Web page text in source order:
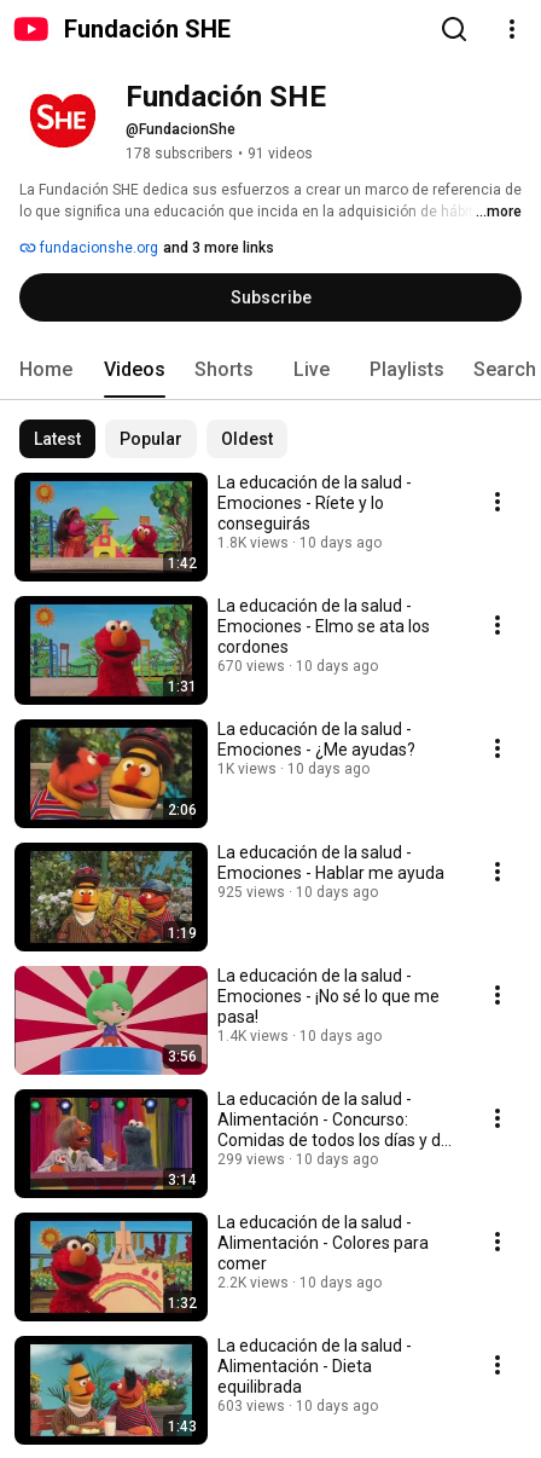
Fundación SHE
Fundación SHE
@FundacionShe
178 subscribers • 91 videos
La Fundación SHE dedica sus esfuerzos a crear un marco de referencia de
lo que significa una educación que incida en la adquisición de hábitos ...more
fundacionshe.org and 3 more links
Subscribe
Home Videos Shorts Live Playlists Search
Latest Popular Oldest
1:42
La educación de la salud -
Emociones - Ríete y lo
conseguirás
1.8K views 10 days ago
1:31
La educación de la salud -
Emociones - Elmo se ata los
cordones
670 views 10 days ago
2:06
La educación de la salud -
Emociones - ¿Me ayudas?
1K views 10 days ago
1:19
La educación de la salud -
Emociones - Hablar me ayuda
925 views 10 days ago
3:56
La educación de la salud -
Emociones - ¡No sé lo que me
pasa!
1.4K views 10 days ago
3:14
La educación de la salud -
Alimentación - Concurso:
Comidas de todos los días y de
vez en cuando
299 views 10 days ago
1:32
La educación de la salud -
Alimentación - Colores para
comer
2.2K views 10 days ago
1:43
La educación de la salud -
Alimentación - Dieta
equilibrada
603 views 10 days ago